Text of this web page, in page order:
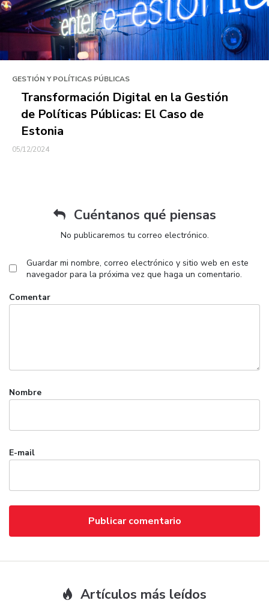
GESTIÓN Y POLÍTICAS PÚBLICAS
Transformación Digital en la Gestión
de Políticas Públicas: El Caso de
Estonia
05/12/2024
Cuéntanos qué piensas
No publicaremos tu correo electrónico.
Nombre
E-mail
Guardar mi nombre, correo electrónico y sitio web en este
navegador para la próxima vez que haga un comentario.
Comentar
Artículos más leídos